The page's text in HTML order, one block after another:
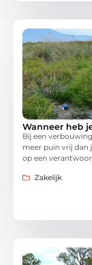
Wanneer heb
Bij een
meer puin vrij dan
op een
Zakelijk